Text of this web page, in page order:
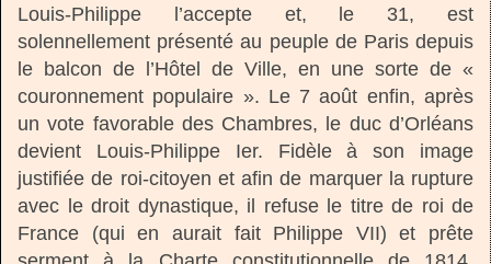
Louis-Philippe l’accepte et, le 31, est
solennellement présenté au peuple de Paris depuis
le balcon de l’Hôtel de Ville, en une sorte de «
couronnement populaire ». Le 7 août enfin, après
un vote favorable des Chambres, le duc d’Orléans
devient Louis-Philippe Ier. Fidèle à son image
justifiée de roi-citoyen et afin de marquer la rupture
avec le droit dynastique, il refuse le titre de roi de
France (qui en aurait fait Philippe VII) et prête